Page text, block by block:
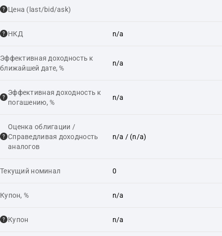
Цена (last/bid/ask)
НКД n/a
Эффективная доходность к
ближайшей дате, %
n/a
Эффективная доходность к
погашению, %
n/a
Оценка облигации /
Справедливая доходность
аналогов
n/a / (n/a)
Текущий номинал 0
Купон, % n/a
Купон n/a